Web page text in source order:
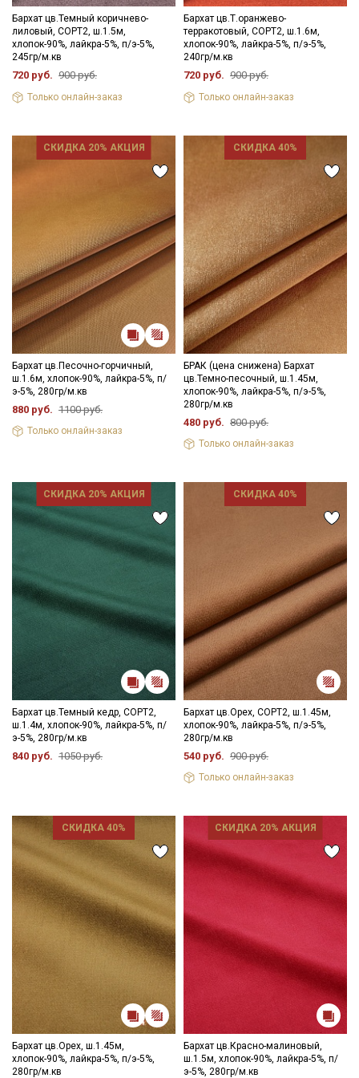
- сушить в подвешенном и расправленном состоянии
- глажка только с изнаночной стороны.
Цветопередача может отличаться от оригинального цвета
ткани в зависимостиот настроек вашего монитора и в
зависимости от партии.
Бархат цв.Темный коричнево-
лиловый, СОРТ2, ш.1.5м,
хлопок-90%, лайкра-5%, п/э-5%,
245гр/м.кв
720 руб. 900 руб.
Только онлайн-заказ
Бархат цв.Т.оранжево-
терракотовый, СОРТ2, ш.1.6м,
хлопок-90%, лайкра-5%, п/э-5%,
240гр/м.кв
720 руб. 900 руб.
Только онлайн-заказ
СКИДКА 20% АКЦИЯ
Бархат цв.Песочно-горчичный,
ш.1.6м, хлопок-90%, лайкра-5%, п/
э-5%, 280гр/м.кв
880 руб. 1100 руб.
Только онлайн-заказ
СКИДКА 40%
БРАК (цена снижена) Бархат
цв.Темно-песочный, ш.1.45м,
хлопок-90%, лайкра-5%, п/э-5%,
280гр/м.кв
480 руб. 800 руб.
Только онлайн-заказ
СКИДКА 20% АКЦИЯ
Бархат цв.Темный кедр, СОРТ2,
ш.1.4м, хлопок-90%, лайкра-5%, п/
э-5%, 280гр/м.кв
840 руб. 1050 руб.
СКИДКА 40%
Бархат цв.Орех, СОРТ2, ш.1.45м,
хлопок-90%, лайкра-5%, п/э-5%,
280гр/м.кв
540 руб. 900 руб.
Только онлайн-заказ
СКИДКА 40%
Бархат цв.Орех, ш.1.45м,
хлопок-90%, лайкра-5%, п/э-5%,
280гр/м.кв
СКИДКА 20% АКЦИЯ
Бархат цв.Красно-малиновый,
ш.1.5м, хлопок-90%, лайкра-5%, п/
э-5%, 280гр/м.кв
Секретная рассылка от Купава